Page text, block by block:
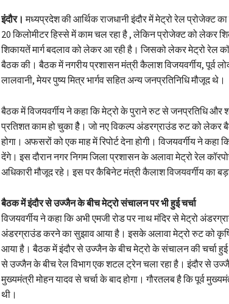
इंदौर। मध्यप्रदेश की आर्थिक राजधानी इंदौर में मेट्रो रेल प्रोजेक्ट
20 किलोमीटर हिस्से में काम चल रहा है , लेकिन प्रोजेक्ट को लेकर
शिकायतें मार्ग बदलाव को लेकर आ रही है। जिसको लेकर मेट्रो रेल
बैठक की। बैठक में नगरीय प्रशासन मंत्री कैलाश विजयवर्गीय, पूर्व
लालवानी, मेयर पुष्य मित्र भार्गव सहित अन्य जनप्रतिनिधि मौजूद थे।
बैठक में विजयवर्गीय ने कहा कि मेट्रो के पुराने रुट से जनप्रतिधि
प्रतिशत काम हो चुका हैै। जो नए विकल्प अंडरग्राउंड रुट को लेकर
होगा। अफसरों को एक माह में रिपोर्ट देना होगी। विजयवर्गीय ने कहा
देंगे। इस दौरान नगर निगम जिला प्रशासन के अलावा मेट्रो रेल
अधिकारी मौजूद रहे। इस पर कैबिनेट मंत्री कैलाश विजयवर्गीय का
बैठक में इंदौर से उज्जैन के बीच मेट्रो संचालन पर भी हुई चर्चा
विजयवर्गीय ने कहा कि अभी एमजी रोड पर नाथ मंदिर से मेट्रो
अंडरग्राउंड करने का सुझाव आया है। इसके अलावा मेट्रो रुट को
आया है। बैठक में इंदौर से उज्जैन के बीच मेट्रो के संचालन की चर्चा
से उज्जैन के बीच रेल विभाग एक शटल ट्रेन चला रहा है। इंदौर से
मुख्यमंत्री मोहन यादव से चर्चा के बाद होगा। गौरतलब है कि पूर्व
थी।